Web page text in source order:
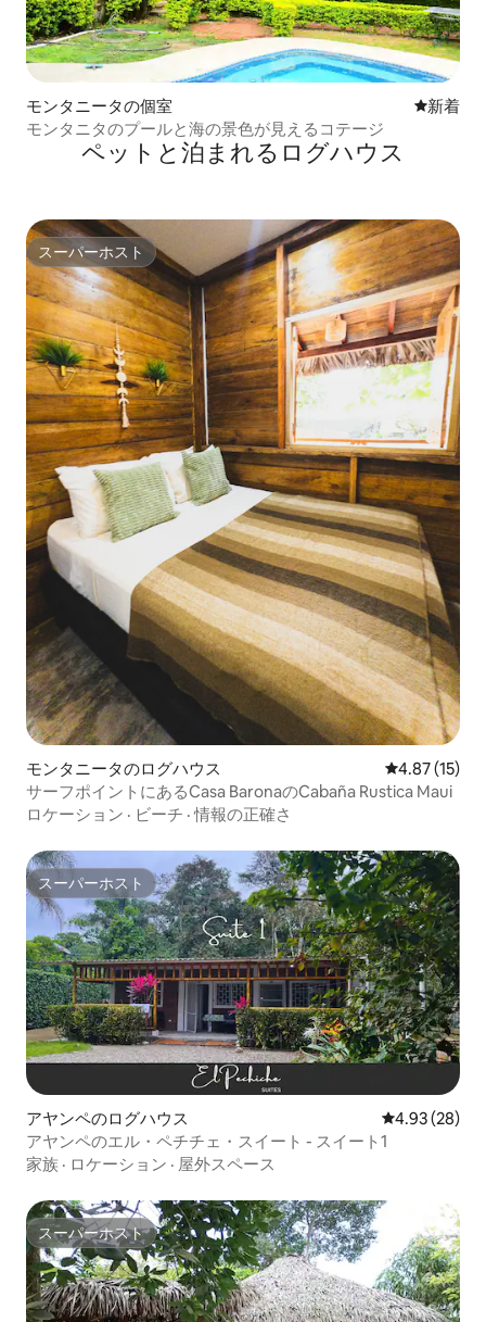
モンタニータの個室 新しい宿
新着
モンタニタのプールと海の景色が見えるコテージ
ペットと泊まれるログハウス
スーパーホスト
スーパーホスト
モンタニータのログハウス レビュー15
4.87 (15)
サーフポイントにあるCasa BaronaのCabaña Rustica Maui
ロケーション · ビーチ ·情報の正確さ
スーパーホスト
スーパーホスト
アヤンペのログハウス レビュー28
4.93 (28)
アヤンペのエル・ペチチェ・スイート - スイート1
家族 · ロケーション · 屋外スペース
スーパーホスト
スーパーホスト